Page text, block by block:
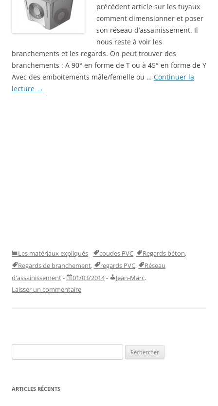
précédent article sur les tuyaux
comment dimensionner et poser
son réseau d’assainissement. Il
nous reste à voir les
branchements et les regards. On peut trouver des
branchements : A 90° en forme de T ou à 45° en forme de Y
Avec des emboitements mâle/femelle ou … Continuer la
lecture →
Les matériaux expliqués- coudes PVC, Regards béton,
Regards de branchement, regards PVC,
Réseau
d'assainissement- 01/03/2014- Jean-Marc.
Laisser un commentaire
ARTICLES RÉCENTS